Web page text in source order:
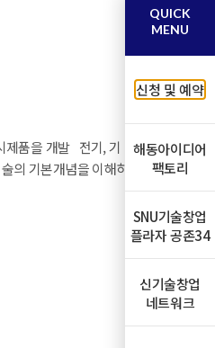
제품을 개발 전기, 기
의 기본개념을 이해하
디어를 발굴하고 제품
QUICK
MENU
신청 및 예약
해동아이디어
팩토리
SNU기술창업
플라자 공존34
신기술창업
네트워크